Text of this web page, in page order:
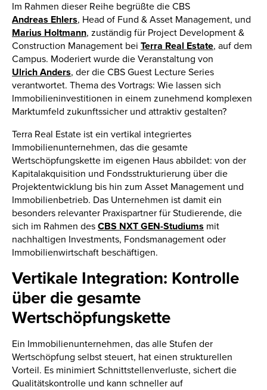
Im Rahmen dieser Reihe begrüßte die CBS
Andreas Ehlers, Head of Fund & Asset Management, und
Marius Holtmann, zuständig für Project Development &
Construction Management bei Terra Real Estate, auf dem
Campus. Moderiert wurde die Veranstaltung von
Ulrich Anders, der die CBS Guest Lecture Series
verantwortet. Thema des Vortrags: Wie lassen sich
Immobilieninvestitionen in einem zunehmend komplexen
Marktumfeld zukunftssicher und attraktiv gestalten?
Terra Real Estate ist ein vertikal integriertes
Immobilienunternehmen, das die gesamte
Wertschöpfungskette im eigenen Haus abbildet: von der
Kapitalakquisition und Fondsstrukturierung über die
Projektentwicklung bis hin zum Asset Management und
Immobilienbetrieb. Das Unternehmen ist damit ein
besonders relevanter Praxispartner für Studierende, die
sich im Rahmen des CBS NXT GEN-Studiums mit
nachhaltigen Investments, Fondsmanagement oder
Immobilienwirtschaft beschäftigen.
Vertikale Integration: Kontrolle
über die gesamte
Wertschöpfungskette
Ein Immobilienunternehmen, das alle Stufen der
Wertschöpfung selbst steuert, hat einen strukturellen
Vorteil. Es minimiert Schnittstellenverluste, sichert die
Qualitätskontrolle und kann schneller auf